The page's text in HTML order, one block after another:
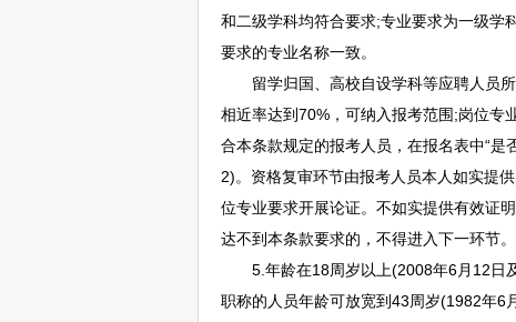
和二级学科均符合要求;专业要求为一级学
要求的专业名称一致。
留学归国、高校自设学科等应聘人员所
相近率达到70%，可纳入报考范围;岗位专
合本条款规定的报考人员，在报名表中“
2)。资格复审环节由报考人员本人如实提
位专业要求开展论证。不如实提供有效证
达不到本条款要求的，不得进入下一环节。
5.年龄在18周岁以上(2008年6月12日及
职称的人员年龄可放宽到43周岁(1982年6